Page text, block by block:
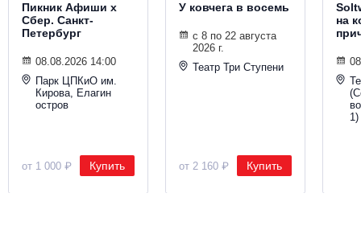
Пикник Афиши х
Сбер. Санкт-
Петербург
08.08.2026 14:00
Парк ЦПКиО им.
Кирова, Елагин
остров
от 1 000 ₽ Купить
У ковчега в восемь
с 8 по 22 августа
2026 г.
Театр Три Ступени
от 2 160 ₽ Купить
на
1)